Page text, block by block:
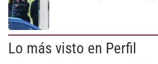
Lo más visto en Perfil